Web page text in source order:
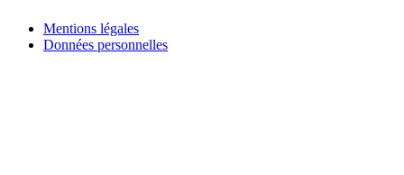
Mentions légales
Données personnelles